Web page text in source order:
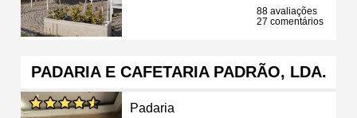
88 avaliações
27 comentários
PADARIA E CAFETARIA PADRÃO, LDA.
Padaria